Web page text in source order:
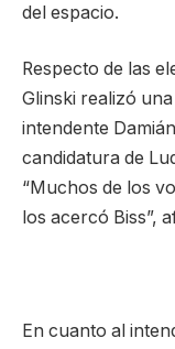
del espacio.
Respecto de las
Glinski realizó
intendente
candidatura de
“Muchos de los
los acercó Biss”,
En cuanto al